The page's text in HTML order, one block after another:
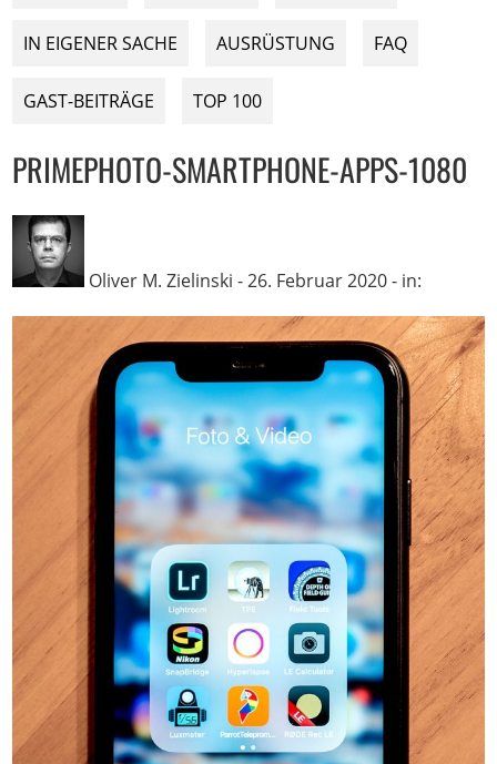
IN EIGENER SACHE AUSRÜSTUNG FAQ
GAST-BEITRÄGE TOP 100
PRIMEPHOTO-SMARTPHONE-APPS-1080
Oliver M. Zielinski -26. Februar 2020- in: